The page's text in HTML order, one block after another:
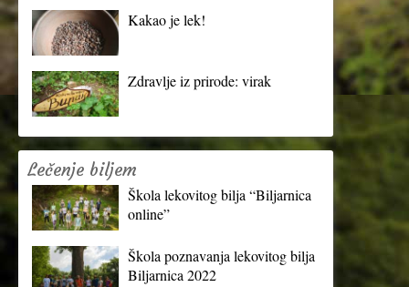
Kakao je lek!
Zdravlje iz prirode: virak
Lečenje biljem
Škola lekovitog bilja “Biljarnica
online”
Škola poznavanja lekovitog bilja
Biljarnica 2022